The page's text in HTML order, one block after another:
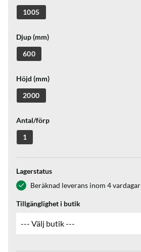
1005
Djup (mm)
600
Höjd (mm)
2000
Antal/förp
1
Lagerstatus
Beräknad leverans inom 4 vardagar
Tillgänglighet i butik